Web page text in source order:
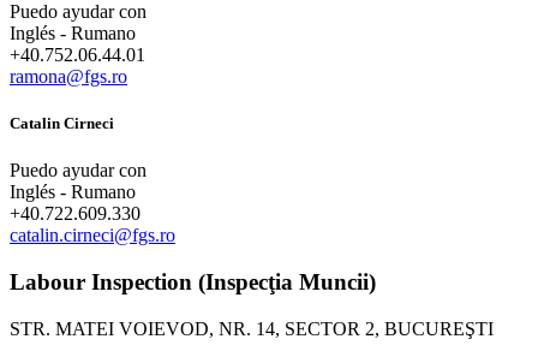
Puedo ayudar con
Inglés - Rumano
+40.752.06.44.01
ramona@fgs.ro
Catalin Cirneci
Puedo ayudar con
Inglés - Rumano
+40.722.609.330
catalin.cirneci@fgs.ro
Labour Inspection (Inspecţia Muncii)
STR. MATEI VOIEVOD, NR. 14, SECTOR 2, BUCUREŞTI